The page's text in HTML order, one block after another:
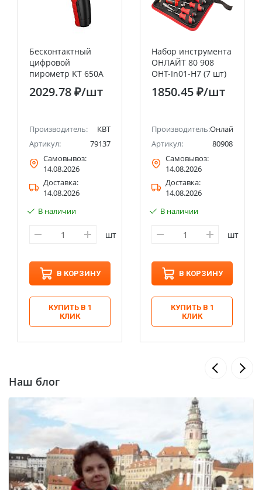
Бесконтактный
цифровой
пирометр KT 650A
"PROLINE" КВТ
2029.78 ₽/шт
Производитель:
КВТ
Артикул:
79137
Самовывоз:
14.08.2026
Доставка:
14.08.2026
В наличии
шт
В КОРЗИНУ
КУПИТЬ В 1
КЛИК
Набор инструмента
ОНЛАЙТ 80 908
OHT-In01-H7 (7 шт)
1850.45 ₽/шт
Производитель:Онлайт
Артикул:
80908
Самовывоз:
14.08.2026
Доставка:
14.08.2026
В наличии
шт
В КОРЗИНУ
КУПИТЬ В 1
КЛИК
Наш блог